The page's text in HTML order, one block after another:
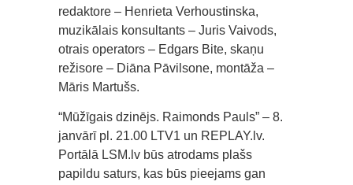
redaktore – Henrieta Verhoustinska,
muzikālais konsultants – Juris Vaivods,
otrais operators – Edgars Bite, skaņu
režisore – Diāna Pāvilsone, montāža –
Māris Martušs.
“Mūžīgais dzinējs. Raimonds Pauls” – 8.
janvārī pl. 21.00 LTV1 un REPLAY.lv.
Portālā LSM.lv būs atrodams plašs
papildu saturs, kas būs pieejams gan